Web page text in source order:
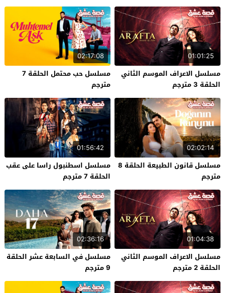
01:01:25
مسلسل الاعراف الموسم الثاني
الحلقة 3 مترجم
02:17:08
مسلسل حب محتمل الحلقة 7
مترجم
02:02:14
مسلسل قانون الطبيعة الحلقة 8
مترجم
01:56:42
مسلسل اسطنبول راسا على عقب
الحلقة 7 مترجم
01:04:38
مسلسل الاعراف الموسم الثاني
الحلقة 2 مترجم
02:36:16
مسلسل في السابعة عشر الحلقة
9 مترجم